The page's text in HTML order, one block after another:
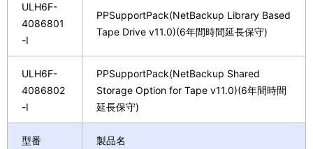
ULH6F-
4086801
-I
PPSupportPack(NetBackup Library Based
Tape Drive v11.0)(6年間時間延長保守)
ULH6F-
4086802
-I
PPSupportPack(NetBackup Shared
Storage Option for Tape v11.0)(6年間時間
延長保守)
型番 製品名